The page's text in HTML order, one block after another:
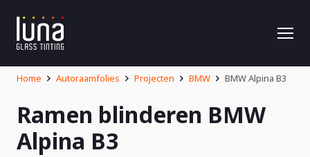
Home Autoraamfolies Projecten BMW BMW Alpina B3
Ramen blinderen BMW
Alpina B3